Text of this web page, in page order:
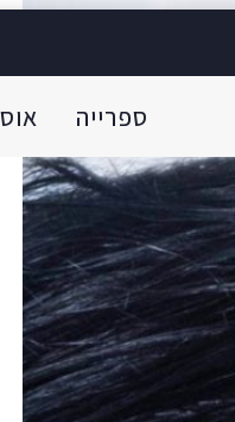
ספרייה